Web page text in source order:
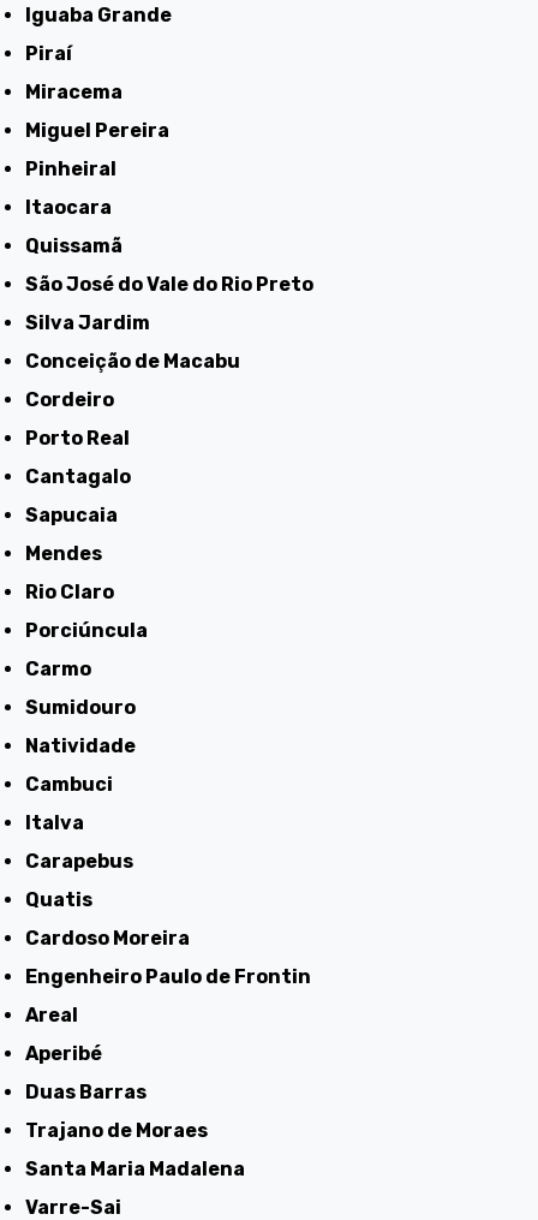
Iguaba Grande
Piraí
Miracema
Miguel Pereira
Pinheiral
Itaocara
Quissamã
São José do Vale do Rio Preto
Silva Jardim
Conceição de Macabu
Cordeiro
Porto Real
Cantagalo
Sapucaia
Mendes
Rio Claro
Porciúncula
Carmo
Sumidouro
Natividade
Cambuci
Italva
Carapebus
Quatis
Cardoso Moreira
Engenheiro Paulo de Frontin
Areal
Aperibé
Duas Barras
Trajano de Moraes
Santa Maria Madalena
Varre-Sai